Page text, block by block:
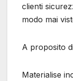
clienti
modo mai
A proposito
Materialise